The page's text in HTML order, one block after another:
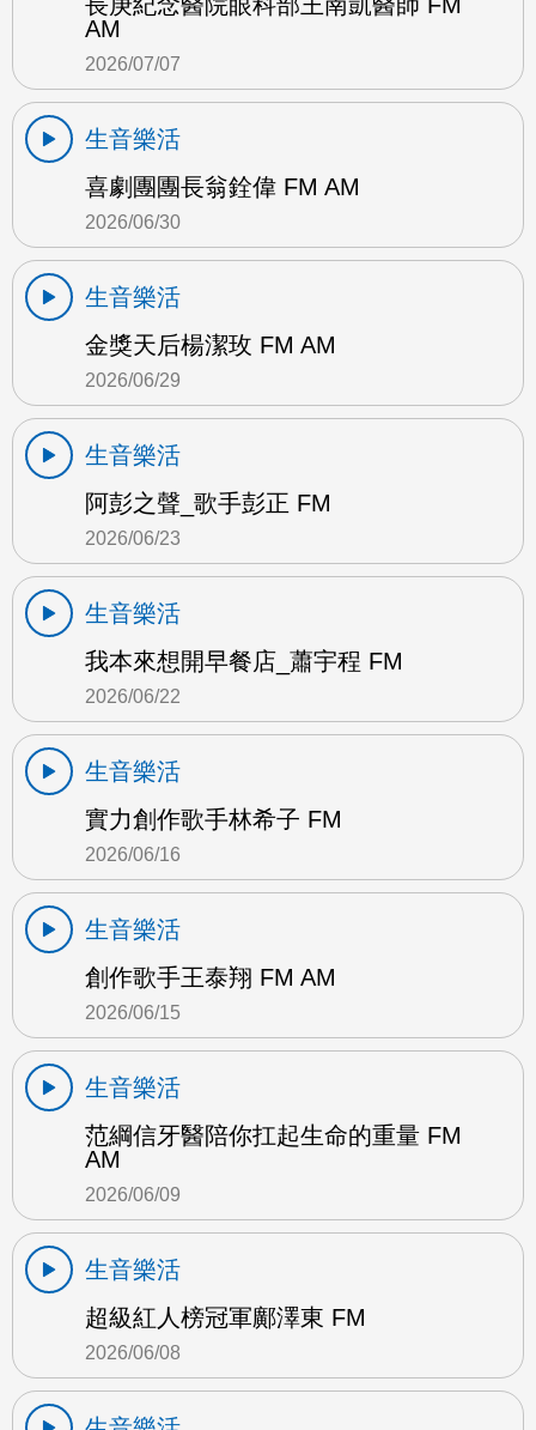
AM
2026/07/07
生音樂活
喜劇團團長翁銓偉 FM AM
2026/06/30
生音樂活
金獎天后楊潔玫 FM AM
2026/06/29
生音樂活
阿彭之聲_歌手彭正 FM
2026/06/23
生音樂活
我本來想開早餐店_蕭宇程 FM
2026/06/22
生音樂活
實力創作歌手林希子 FM
2026/06/16
生音樂活
創作歌手王泰翔 FM AM
2026/06/15
生音樂活
范綱信牙醫陪你扛起生命的重量 FM
AM
2026/06/09
生音樂活
超級紅人榜冠軍鄺澤東 FM
2026/06/08